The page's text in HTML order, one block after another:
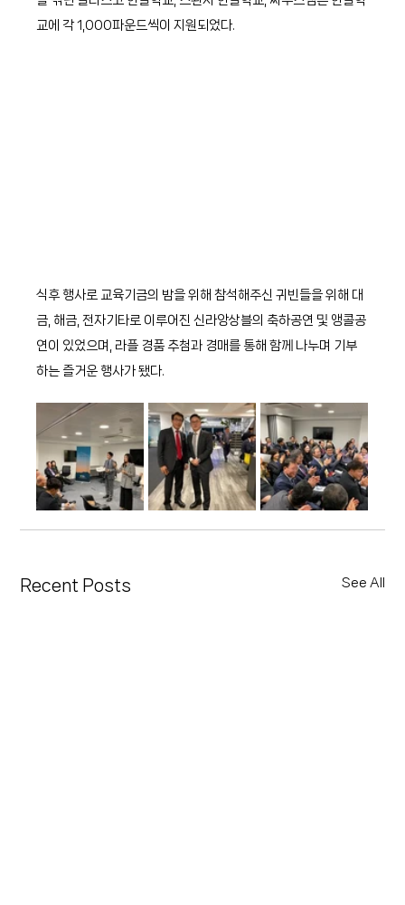
교에 각 1,000파운드씩이 지원되었다.
식후 행사로 교육기금의 밤을 위해 참석해주신 귀빈들을 위해 대
금, 해금, 전자기타로 이루어진 신라앙상블의 축하공연 및 앵콜공
연이 있었으며, 라플 경품 추첨과 경매를 통해 함께 나누며 기부
하는 즐거운 행사가 됐다.
Recent Posts See All